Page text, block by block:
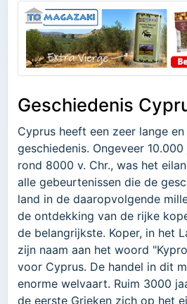
Geschiedenis
Cyprus heeft een zeer lange
geschiedenis. Ongeveer
rond 8000 v. Chr., was het
alle gebeurtenissen die de
land in de daaropvolgende
de ontdekking van de rijke
de belangrijkste. Koper, in het
zijn naam aan het woord
voor Cyprus. De handel in dit
enorme welvaart. Ruim 3000
de eerste Grieken zich op het